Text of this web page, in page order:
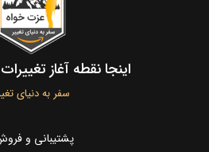
اینجا نقطه آغاز
سفر به دنیای
پشتیبانی و